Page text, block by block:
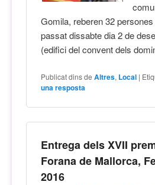
Gomila, reberen 32
passat dissabte dia 2 de
(edifici del convent dels
Publicat dins de Altres, Local |
una resposta
Entrega dels XVII
Forana de Mallorca,
2016